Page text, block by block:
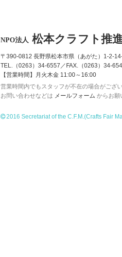
NPO法人 松本クラフト推
〒390-0812 長野県松本市県（あがた）1-2-
TEL.（0263）34-6557／FAX.（0263）34-
【営業時間】月火木金 11:00～16:00
営業時間内でもスタッフが不在の場合がござい
お問い合わせなどは メールフォーム からお願
2016 Secretariat of the C.F.M.(Crafts Fair